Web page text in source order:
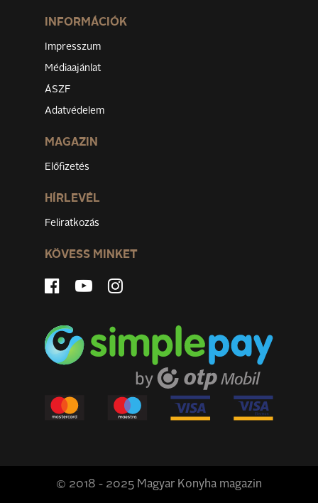
INFORMÁCIÓK
Impresszum
Médiaajánlat
ÁSZF
Adatvédelem
MAGAZIN
Előfizetés
HÍRLEVÉL
Feliratkozás
KÖVESS MINKET
© 2018 - 2025 Magyar Konyha magazin